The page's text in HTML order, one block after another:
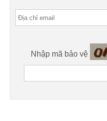
Nhập mã bảo vệ